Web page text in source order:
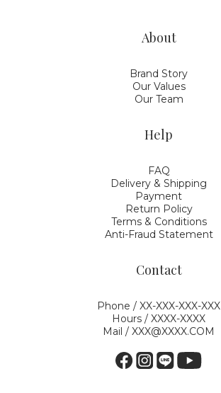
About
Brand Story
Our Values
Our Team
Help
FAQ
Delivery & Shipping
Payment
Return Policy
Terms & Conditions
Anti-Fraud Statement
Contact
Phone / XX-XXX-XXX-XXX
Hours / XXXX-XXXX
Mail / XXX@XXXX.COM